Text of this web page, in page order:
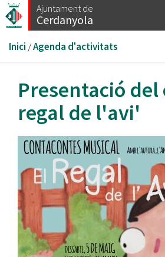
Vés
al
Ajuntament de
Cerdanyola
Esteu
aquí
Inici /Agenda d'activitats
Presentació del
regal de l'avi'